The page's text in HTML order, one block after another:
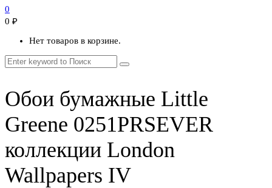
0
0 ₽
Нет товаров в корзине.
Обои бумажные Little
Greene 0251PRSEVER
коллекции London
Wallpapers IV